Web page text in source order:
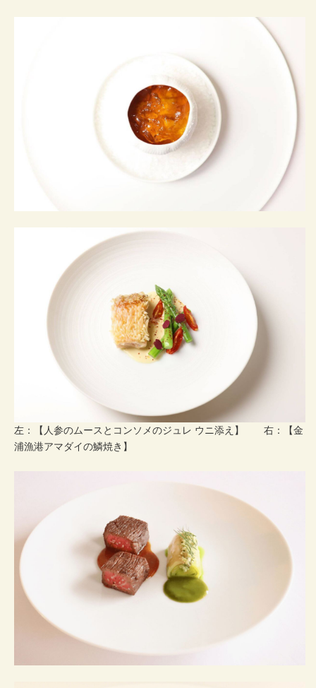
左：【人参のムースとコンソメのジュレ ウニ添え】 右：【金
浦漁港アマダイの鱗焼き】